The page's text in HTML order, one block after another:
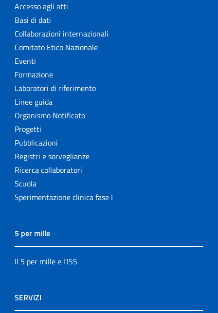
Accesso agli atti
Basi di dati
Collaborazioni internazionali
Comitato Etico Nazionale
Eventi
Formazione
Laboratori di riferimento
Linee guida
Organismo Notificato
Progetti
Pubblicazioni
Registri e sorveglianze
Ricerca collaboratori
Scuola
Sperimentazione clinica fase I
5 per mille
Il 5 per mille e l'ISS
SERVIZI